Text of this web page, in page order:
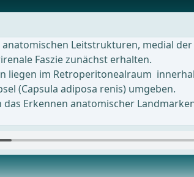
Leitstrukturen, medial
Faszie zunächst erhalten.
liegen im Retroperitonealraum
(Capsula adiposa renis) umgeben.
das Erkennen anatomischer
Mobilisation des oberen Nierenpols